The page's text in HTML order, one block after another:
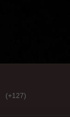
(+127)